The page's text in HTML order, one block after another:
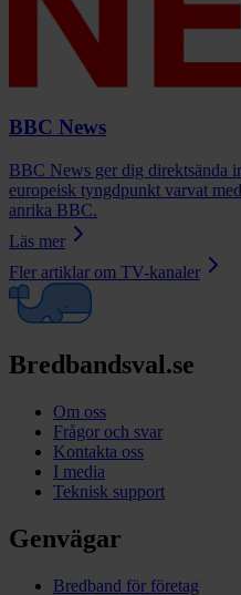
BBC News
BBC News ger dig direktsända
europeisk tyngdpunkt varvat
anrika BBC.
Läs mer
Fler artiklar om TV-kanaler
Bredbandsval.se
Om oss
Frågor och svar
Kontakta oss
I media
Teknisk support
Genvägar
Bredband för företag